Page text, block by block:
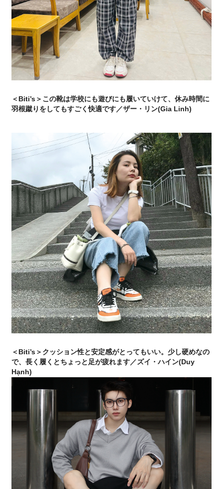
＜Biti’s＞この靴は学校にも遊びにも履いていけて、休み時間に
羽根蹴りをしてもすごく快適です／ザー・リン(Gia Linh)
＜Biti’s＞クッション性と安定感がとってもいい。少し硬めなの
で、長く履くとちょっと足が疲れます／ズイ・ハイン(Duy
Hạnh)